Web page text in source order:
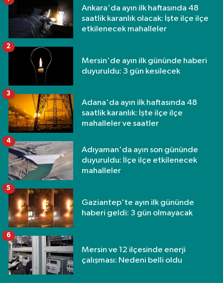
Ankara'da ayın ilk haftasında 48
saatlik karanlık olacak: İşte ilçe ilçe
etkilenecek mahalleler
Mersin'de ayın ilk gününde haberi
duyuruldu: 3 gün kesilecek
2
Adana'da ayın ilk haftasında 48
saatlik karanlık: İşte ilçe ilçe
mahalleler ve saatler
3
Adıyaman'da ayın son gününde
duyuruldu: İlçe ilçe etkilenecek
mahalleler
4
Gaziantep'te ayın ilk gününde
haberi geldi: 3 gün olmayacak
5
Mersin ve 12 ilçesinde enerji
çalışması: Nedeni belli oldu
6